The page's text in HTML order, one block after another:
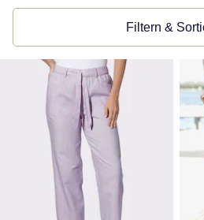
Filtern &